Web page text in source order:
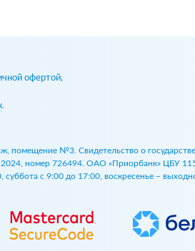
офертой,
.
помещение №3. Свидетельство о
номер 726494. ОАО «Приорбанк» ЦБУ
с 9:00 до 17:00, воскресенье –